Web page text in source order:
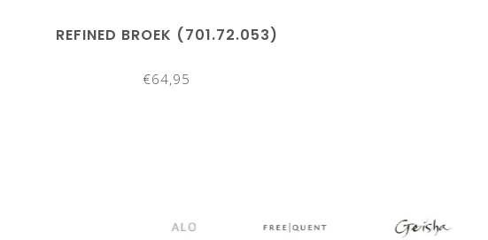
REFINED BROEK (701.72.053)
€64,95